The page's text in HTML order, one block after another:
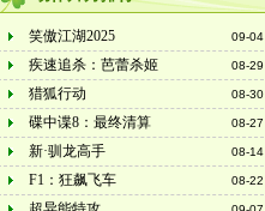
09-04
笑傲江湖2025
08-29
疾速追杀：芭蕾杀姬
08-30
猎狐行动
08-27
碟中谍8：最终清算
08-14
新·驯龙高手
08-22
F1：狂飙飞车